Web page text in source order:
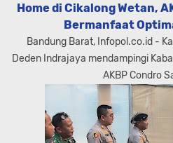
Home di Cikalong Wetan,
Bermanfaat
Bandung Barat, Infopol.co.id -
Deden Indrajaya mendampingi
AKBP Condro